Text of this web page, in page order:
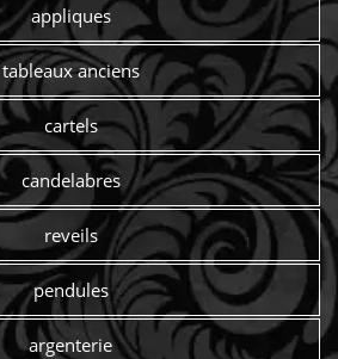
appliques
tableaux anciens
cartels
candelabres
reveils
pendules
argenterie